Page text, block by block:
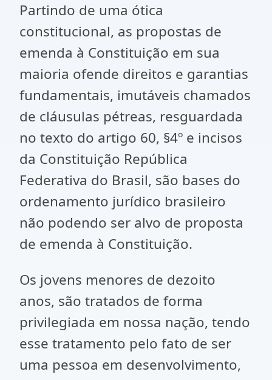
Partindo de uma ótica
constitucional, as propostas de
emenda à Constituição em sua
maioria ofende direitos e garantias
fundamentais, imutáveis chamados
de cláusulas pétreas, resguardada
no texto do artigo 60, §4º e incisos
da Constituição República
Federativa do Brasil, são bases do
ordenamento jurídico brasileiro
não podendo ser alvo de proposta
de emenda à Constituição.
Os jovens menores de dezoito
anos, são tratados de forma
privilegiada em nossa nação, tendo
esse tratamento pelo fato de ser
uma pessoa em desenvolvimento,